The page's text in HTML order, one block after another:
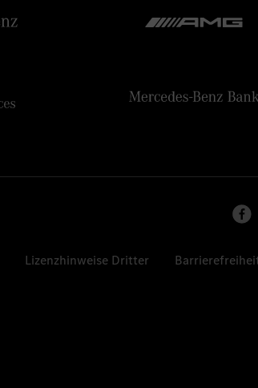
Lizenzhinweise Dritter